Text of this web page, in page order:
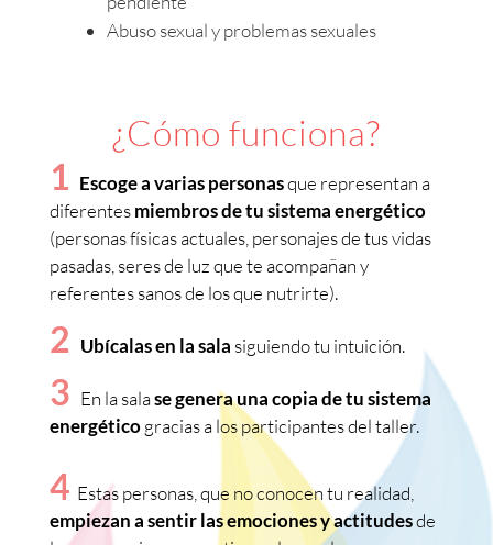
Abuso sexual y problemas sexuales
¿Cómo funciona?
1 Escoge a varias personasque representan a
diferentesmiembros de tu sistema energético
(personas físicas actuales, personajes de tus vidas
pasadas, seres de luz que te acompañan y
referentes sanos de los que nutrirte).
2 Ubícalas en la sala siguiendo tu intuición.
3 En la salase genera una copia de tu sistema
energéticogracias a los participantes del taller.
4 Estas personas, que no conocen tu realidad,
empiezan a sentir las emociones y actitudesde